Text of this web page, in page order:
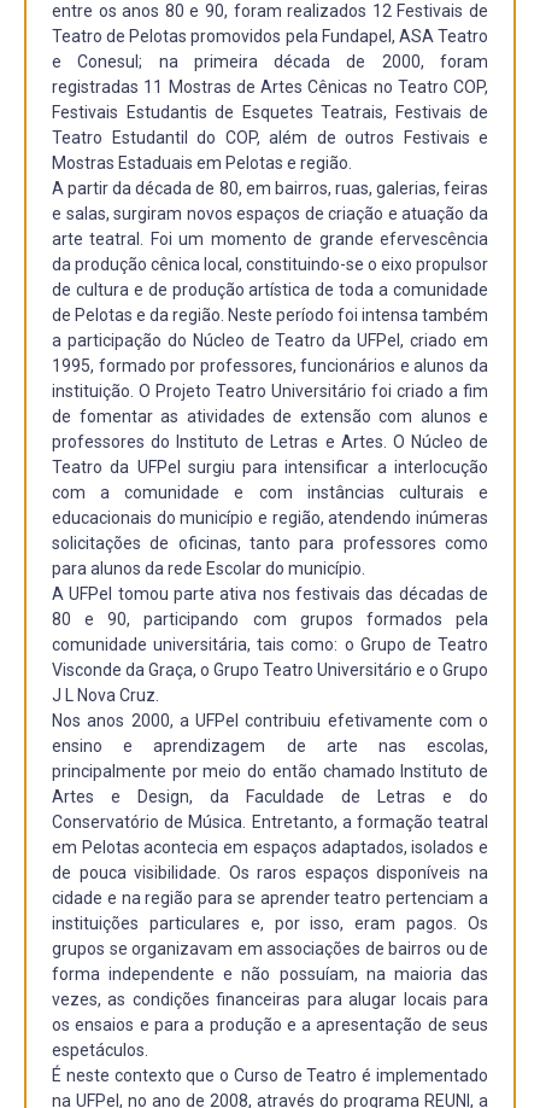
entre os anos 80 e 90, foram realizados 12 Festivais de
Teatro de Pelotas promovidos pela Fundapel, ASA Teatro
e Conesul; na primeira década de 2000, foram
registradas 11 Mostras de Artes Cênicas no Teatro COP,
Festivais Estudantis de Esquetes Teatrais, Festivais de
Teatro Estudantil do COP, além de outros Festivais e
Mostras Estaduais em Pelotas e região.
A partir da década de 80, em bairros, ruas, galerias, feiras
e salas, surgiram novos espaços de criação e atuação da
arte teatral. Foi um momento de grande efervescência
da produção cênica local, constituindo-se o eixo propulsor
de cultura e de produção artística de toda a comunidade
de Pelotas e da região. Neste período foi intensa também
a participação do Núcleo de Teatro da UFPel, criado em
1995, formado por professores, funcionários e alunos da
instituição. O Projeto Teatro Universitário foi criado a fim
de fomentar as atividades de extensão com alunos e
professores do Instituto de Letras e Artes. O Núcleo de
Teatro da UFPel surgiu para intensificar a interlocução
com a comunidade e com instâncias culturais e
educacionais do município e região, atendendo inúmeras
solicitações de oficinas, tanto para professores como
para alunos da rede Escolar do município.
A UFPel tomou parte ativa nos festivais das décadas de
80 e 90, participando com grupos formados pela
comunidade universitária, tais como: o Grupo de Teatro
Visconde da Graça, o Grupo Teatro Universitário e o Grupo
J L Nova Cruz.
Nos anos 2000, a UFPel contribuiu efetivamente com o
ensino e aprendizagem de arte nas escolas,
principalmente por meio do então chamado Instituto de
Artes e Design, da Faculdade de Letras e do
Conservatório de Música. Entretanto, a formação teatral
em Pelotas acontecia em espaços adaptados, isolados e
de pouca visibilidade. Os raros espaços disponíveis na
cidade e na região para se aprender teatro pertenciam a
instituições particulares e, por isso, eram pagos. Os
grupos se organizavam em associações de bairros ou de
forma independente e não possuíam, na maioria das
vezes, as condições financeiras para alugar locais para
os ensaios e para a produção e a apresentação de seus
espetáculos.
É neste contexto que o Curso de Teatro é implementado
na UFPel, no ano de 2008, através do programa REUNI, a